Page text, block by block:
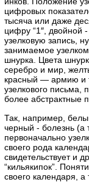
цифровых
тысяча или даже
цифру “1″, двойной -
узелковую запись,
занимаемое
шнурка. Цвета
серебро и мир,
красный — армию и
узелкового письма,
более абстрактные
Так, например,
черный - болезнь (а
первоначально
своего рода
свидетельствует и
“кильякипок”.
своего календаря,